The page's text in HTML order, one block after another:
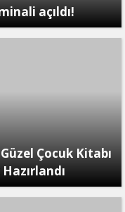
açıldı!
Çocuk Kitabı